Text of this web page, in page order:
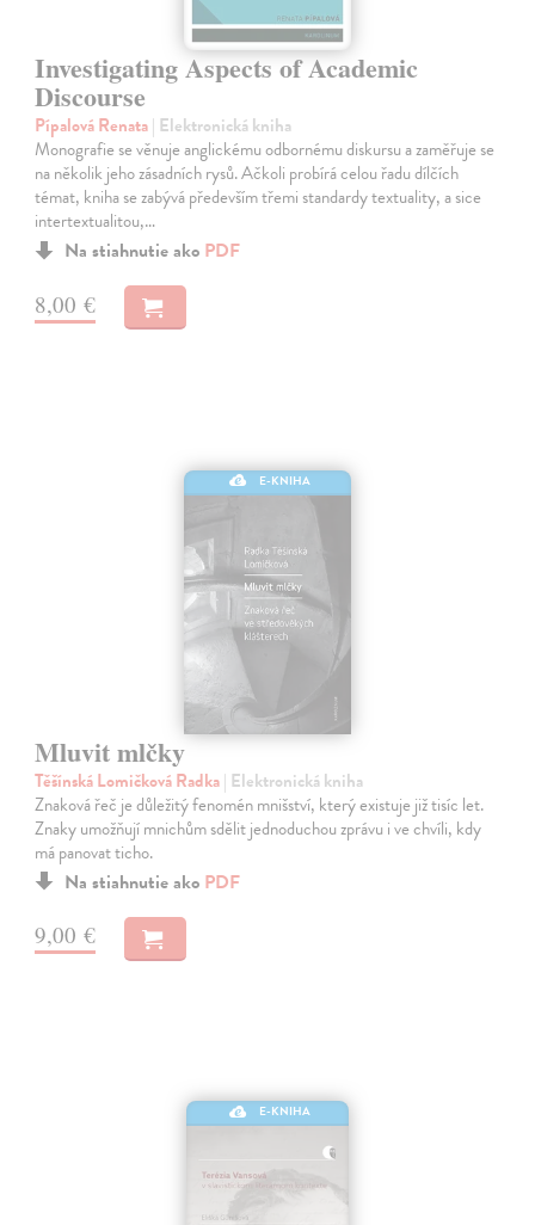
Investigating Aspects of Academic
Discourse
Pípalová Renata| Elektronická kniha
Monografie se věnuje anglickému odbornému diskursu a zaměřuje se
na několik jeho zásadních rysů. Ačkoli probírá celou řadu dílčích
témat, kniha se zabývá především třemi standardy textuality, a sice
intertextualitou,…
Na stiahnutie ako PDF
8,00 €
E-KNIHA
Mluvit mlčky
Těšínská Lomičková Radka| Elektronická kniha
Znaková řeč je důležitý fenomén mnišství, který existuje již tisíc let.
Znaky umožňují mnichům sdělit jednoduchou zprávu i ve chvíli, kdy
má panovat ticho.
Na stiahnutie ako PDF
9,00 €
E-KNIHA